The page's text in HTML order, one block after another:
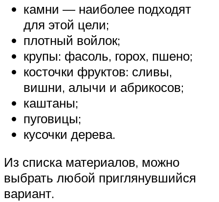
камни — наиболее подходят
для этой цели;
плотный войлок;
крупы: фасоль, горох, пшено;
косточки фруктов: сливы,
вишни, алычи и абрикосов;
каштаны;
пуговицы;
кусочки дерева.
Из списка материалов, можно
выбрать любой приглянувшийся
вариант.